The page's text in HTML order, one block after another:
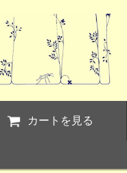
カートを見る